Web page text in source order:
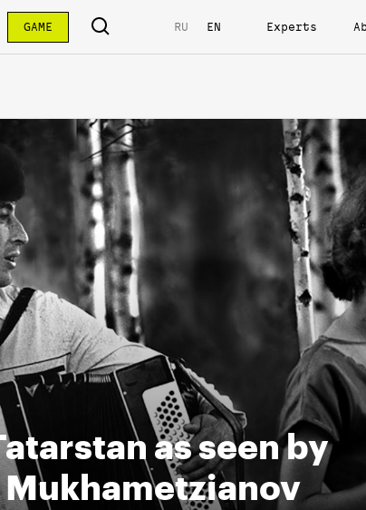
GAME RU EN Experts
as seen by
Mukhametzianov